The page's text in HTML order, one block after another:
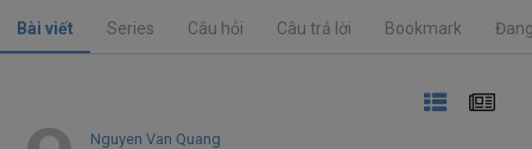
Bài viết Series Câu hỏi Câu trả lời Bookmark
Nguyen Van Quang